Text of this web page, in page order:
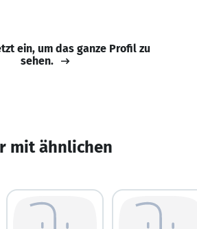
ein, um das ganze Profil zu
sehen.
mit ähnlichen